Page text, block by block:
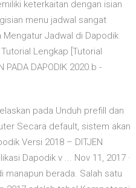
keterkaitan dengan isian
menu jadwal sangat
Jadwal di Dapodik
Lengkap [Tutorial
PADA DAPODIK 2020.b -
pada Unduh prefill dan
Secara default, sistem akan
Versi 2018 – DITJEN
Dapodik v ... Nov 11, 2017 ·
manapun berada. Salah satu